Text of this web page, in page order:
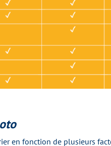
en fonction de plusieurs